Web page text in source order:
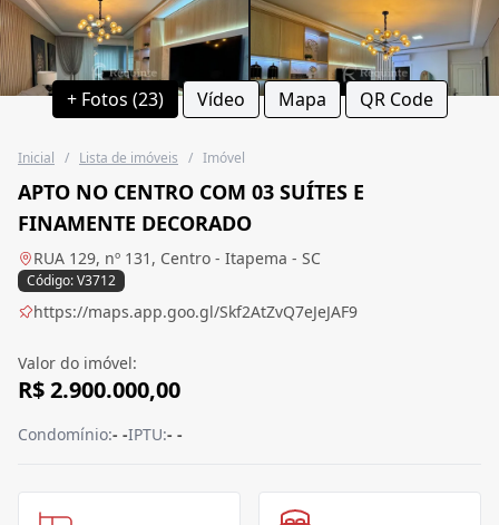
+ Fotos (23) Vídeo Mapa QR Code
Inicial / Lista de imóveis / Imóvel
APTO NO CENTRO COM 03 SUÍTES E
FINAMENTE DECORADO
RUA 129, nº 131, Centro - Itapema - SC
Código: V3712
https://maps.app.goo.gl/Skf2AtZvQ7eJeJAF9
Valor do imóvel:
R$ 2.900.000,00
Condomínio:- -IPTU:- -